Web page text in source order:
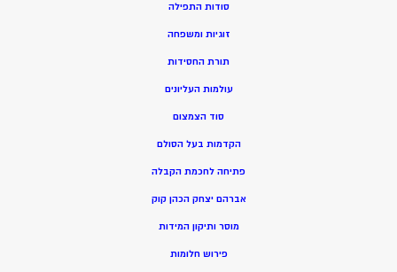
סודות התפילה
זוגיות ומשפחה
תורת החסידות
עולמות העליונים
סוד הצמצום
הקדמות בעל הסולם
פתיחה לחכמת הקבלה
אברהם יצחק הכהן קוק
מוסר ותיקון המידות
פירוש חלומות